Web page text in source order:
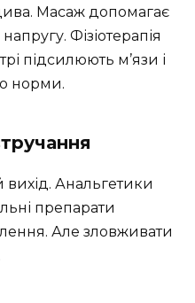
Масаж допомагає
Фізіотерапія
підсилюють м’язи і
норми.
вихід. Анальгетики
препарати
Але зловживати